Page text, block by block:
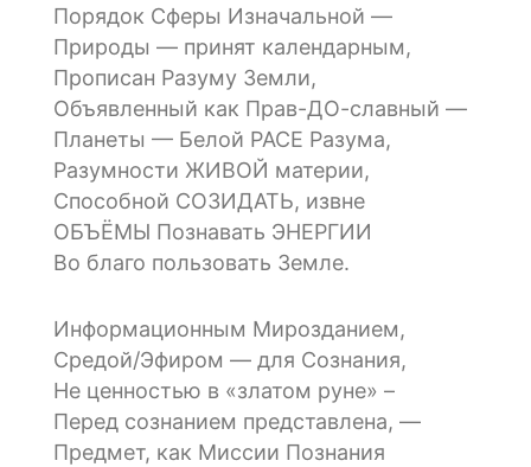
Порядок Сферы Изначальной —
Природы — принят календарным,
Прописан Разуму Земли,
Объявленный как Прав-ДО-славный —
Планеты — Белой РАСЕ Разума,
Разумности ЖИВОЙ материи,
Способной СОЗИДАТЬ, извне
ОБЪЁМЫ Познавать ЭНЕРГИИ
Во благо пользовать Земле.
Информационным Мирозданием,
Средой/Эфиром — для Сознания,
Не ценностью в «златом руне» –
Перед сознанием представлена, —
Предмет, как Миссии Познания